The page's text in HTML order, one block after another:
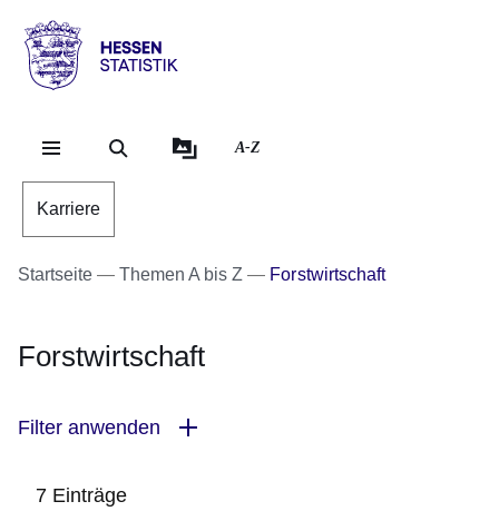
Hessen
Statistik
A-Z
Karriere
Startseite Themen A bis Z Forstwirtschaft
Forstwirtschaft
Filter anwenden
7 Einträge